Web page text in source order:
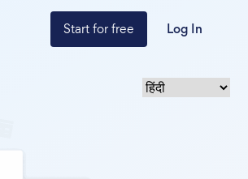
Start for free Log In